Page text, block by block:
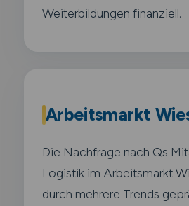
Weiterbildungen finanziell.
Arbeitsmarkt
Die Nachfrage nach Qs
Logistik im Arbeitsmarkt
durch mehrere Trends